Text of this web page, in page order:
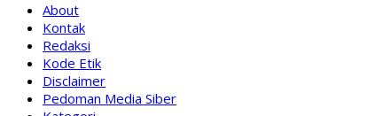
About
Kontak
Redaksi
Kode Etik
Disclaimer
Pedoman Media Siber